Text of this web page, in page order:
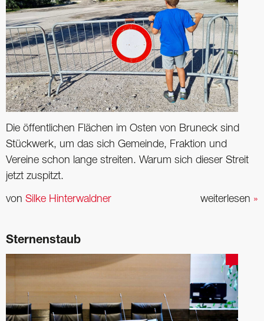
Die öffentlichen Flächen im Osten von Bruneck sind
Stückwerk, um das sich Gemeinde, Fraktion und
Vereine schon lange streiten. Warum sich dieser Streit
jetzt zuspitzt.
weiterlesen »
von Silke Hinterwaldner
Sternenstaub